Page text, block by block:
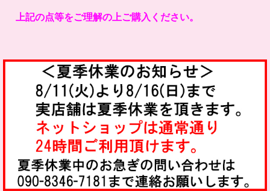
上記の点等をご理解の上ご購入ください。